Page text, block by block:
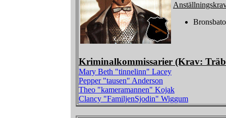
Kriminalkommissarier (Krav:
Mary Beth "tinnelinn" Lacey
Pepper "tausen" Anderson
Theo "kameramannen" Kojak
Clancy "FamiljenSjodin" Wiggum